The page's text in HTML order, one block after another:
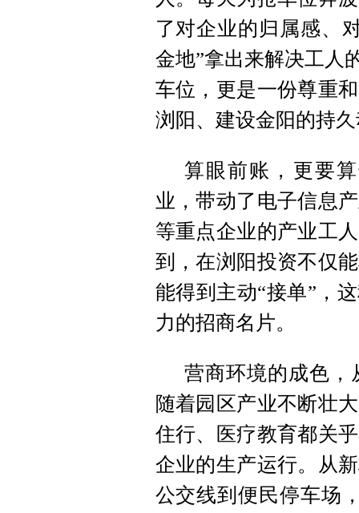
了对企业的归属感、
金地”拿出来解决工人
车位，更是一份尊重
浏阳、建设金阳的持
算眼前账，更要
业，带动了电子信息
等重点企业的产业工
到，在浏阳投资不仅
能得到主动“接单”，
力的招商名片。
营商环境的成色，
随着园区产业不断壮
住行、医疗教育都关
企业的生产运行。从
公交线到便民停车场